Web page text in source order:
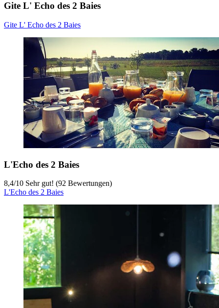
Gite L' Echo des 2 Baies
Gite L' Echo des 2 Baies
L'Echo des 2 Baies
8,4/10 Sehr gut! (92 Bewertungen)
L'Echo des 2 Baies